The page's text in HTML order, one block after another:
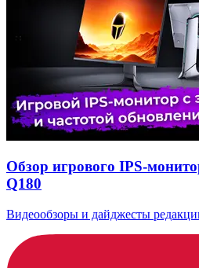
Обзор игрового IPS-
Q180
Видеообзоры и дайджесты